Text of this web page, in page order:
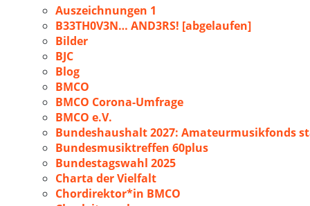
Auszeichnungen 1
B33TH0V3N… AND3RS! [abgelaufen]
Bilder
BJC
Blog
BMCO
BMCO Corona-Umfrage
BMCO e.V.
Bundeshaushalt 2027: Amateurmusikfonds
Bundesmusiktreffen 60plus
Bundestagswahl 2025
Charta der Vielfalt
Chordirektor*in BMCO